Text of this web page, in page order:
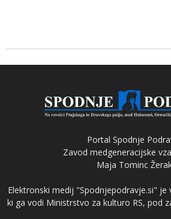
Portal Spodnje
Zavod medgeneracijske
Maja Tominc
Elektronski medij "Spodnjepodravje.si" je
ki ga vodi Ministrstvo za kulturo RS, pod